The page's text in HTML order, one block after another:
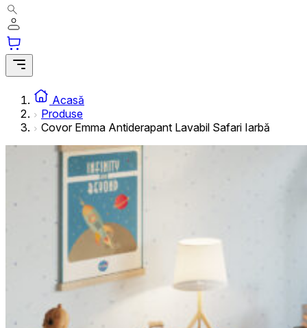
Acasă
Produse
Covor Emma Antiderapant Lavabil Safari Iarbă
interesante pentru utilizatori și, astfel, mai valoroase
Cookie-urile neclasificate
Cookie-urile neclasificate sunt cookie-uri aflate în